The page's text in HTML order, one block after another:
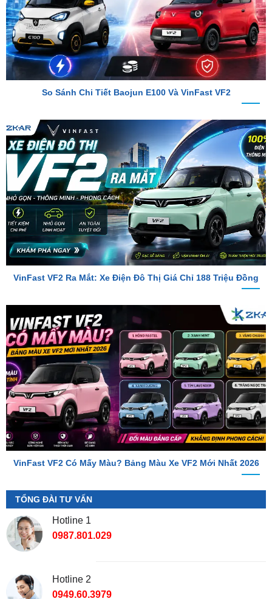
So Sánh Chi Tiết Baojun E100 Và VinFast VF2
VinFast VF2 Ra Mắt: Xe Điện Đô Thị Giá Chỉ 188 Triệu Đồng
VinFast VF2 Có Mấy Màu? Bảng Màu Xe VF2 Mới Nhất 2026
TỔNG ĐÀI TƯ VẤN
Hotline 1
0987.801.029
Địa Chỉ Shop